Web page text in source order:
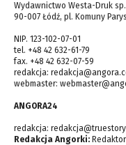
Wydawnictwo Westa-Druk
90-007 Łódź, pl. Komuny
NIP. 123-102-07-01
tel. +48 42 632-61-79
fax. +48 42 632-07-59
redakcja:
webmaster:
ANGORA24
redakcja:
Redakcja Angorki: